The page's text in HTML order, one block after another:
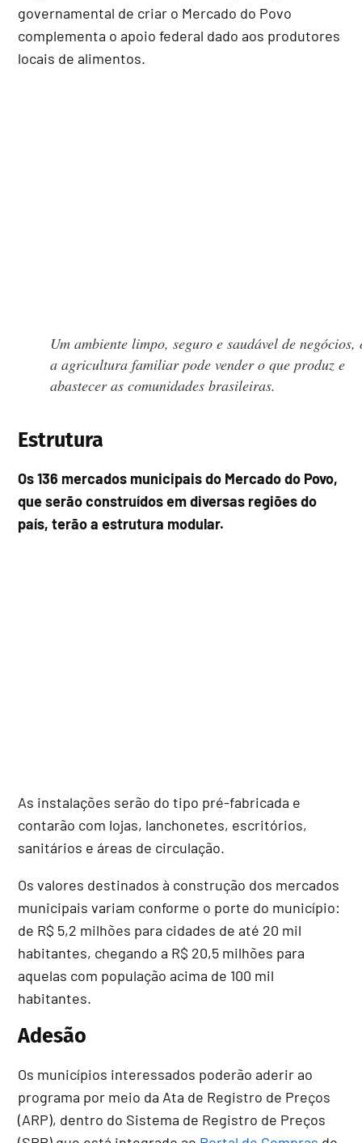
governamental de criar o Mercado do Povo
complementa o apoio federal dado aos produtores
locais de alimentos.
Um ambiente limpo, seguro e saudável de negócios,
a agricultura familiar pode vender o que produz e
abastecer as comunidades brasileiras.
Estrutura
Os 136 mercados municipais do Mercado do Povo,
que serão construídos em diversas regiões do
país, terão a estrutura modular.
As instalações serão do tipo pré-fabricada e
contarão com lojas, lanchonetes, escritórios,
sanitários e áreas de circulação.
Os valores destinados à construção dos mercados
municipais variam conforme o porte do município:
de R$ 5,2 milhões para cidades de até 20 mil
habitantes, chegando a R$ 20,5 milhões para
aquelas com população acima de 100 mil
habitantes.
Adesão
Os municípios interessados poderão aderir ao
programa por meio da Ata de Registro de Preços
(ARP), dentro do Sistema de Registro de Preços